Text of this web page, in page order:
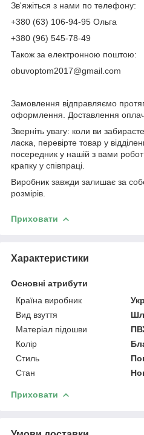
Зв'яжіться з нами по телефону:
+380 (63) 106-94-95 Ольга
+380 (96) 545-78-49
Також за електронною поштою:
obuvoptom2017@gmail.com
Замовлення відправляємо
оформлення. Доставлення
Зверніть увагу: коли ви
ласка, перевірте товар у
посередник у нашій з вами
крапку у співпраці.
Виробник завжди залишає за
розмірів.
Приховати
Характеристики
Основні атрибути
Країна виробник
Вид взуття
Матеріал підошви
Колір
Стиль
Стан
Приховати